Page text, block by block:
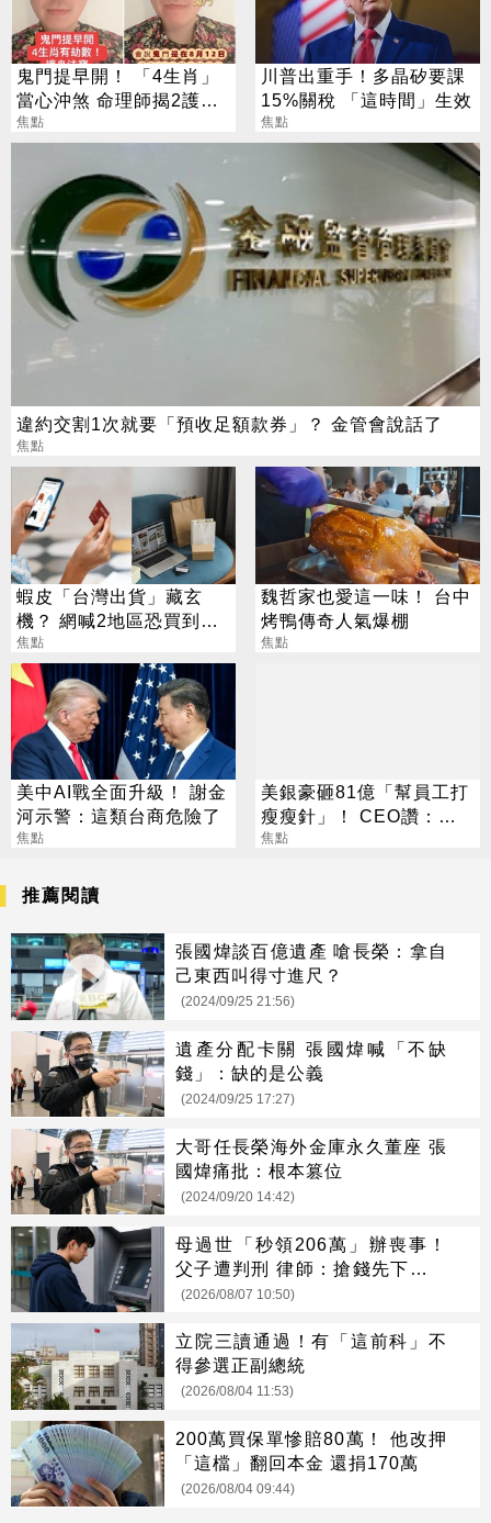
鬼門提早開！ 「4生肖」
當心沖煞 命理師揭2護身
法寶
焦點
川普出重手！多晶矽要課
15%關稅 「這時間」生效
焦點
違約交割1次就要「預收足額款券」？ 金管會說話了
焦點
蝦皮「台灣出貨」藏玄
機？ 網喊2地區恐買到假
貨 專家揭真相
焦點
魏哲家也愛這一味！ 台中
烤鴨傳奇人氣爆棚
焦點
美中AI戰全面升級！ 謝金
河示警：這類台商危險了
焦點
美銀豪砸81億「幫員工打
瘦瘦針」！ CEO讚：一
項值得的投資
焦點
推薦閱讀
張國煒談百億遺產 嗆長榮：拿自
己東西叫得寸進尺？
(2024/09/25 21:56)
遺產分配卡關 張國煒喊「不缺
錢」：缺的是公義
(2024/09/25 17:27)
大哥任長榮海外金庫永久董座 張
國煒痛批：根本篡位
(2024/09/20 14:42)
母過世「秒領206萬」辦喪事！
父子遭判刑 律師：搶錢先下手是
罪
(2026/08/07 10:50)
立院三讀通過！有「這前科」不
得參選正副總統
(2026/08/04 11:53)
200萬買保單慘賠80萬！ 他改押
「這檔」翻回本金 還捐170萬
(2026/08/04 09:44)